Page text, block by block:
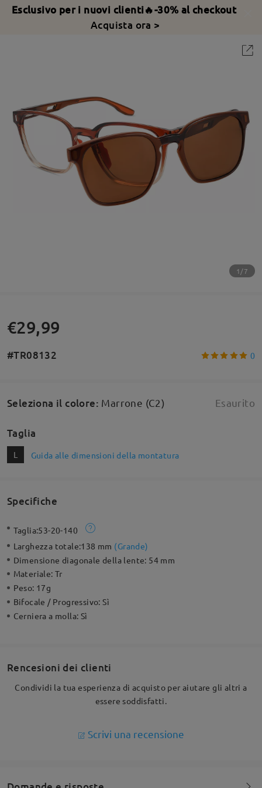
Esclusivo per i nuovi clienti🔥-30% al checkout
Acquista ora >
1/7
€29,99
#TR08132 0
Seleziona il colore: Marrone (C2) Esaurito
Taglia
L Guida alle dimensioni della montatura
Specifiche
Taglia:53-20-140
Larghezza totale:138 mm (Grande)
Dimensione diagonale della lente: 54 mm
Materiale:Tr
Peso: 17g
Bifocale / Progressivo:Sì
Cerniera a molla: Sì
Rencesioni dei clienti
Condividi la tua esperienza di acquisto per aiutare gli altri a
essere soddisfatti.
Scrivi una recensione